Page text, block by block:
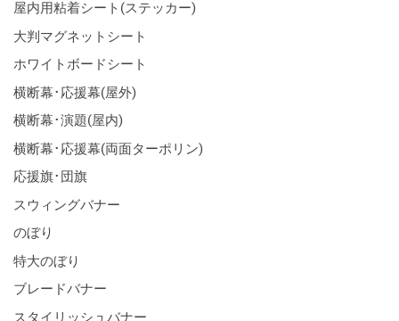
屋内用粘着シート(ステッカー)
大判マグネットシート
ホワイトボードシート
横断幕･応援幕(屋外)
横断幕･演題(屋内)
横断幕･応援幕(両面ターポリン)
応援旗･団旗
スウィングバナー
のぼり
特大のぼり
ブレードバナー
スタイリッシュバナー